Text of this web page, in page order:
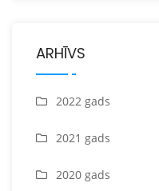
ARHĪVS
2022 gads
2021 gads
2020 gads